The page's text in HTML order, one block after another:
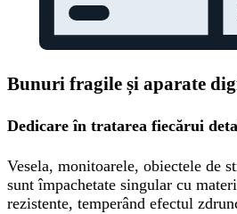
Bunuri fragile și aparate
Dedicare în tratarea fiecărui
Vesela, monitoarele, obiectele de
sunt împachetate singular cu
rezistente, temperând efectul